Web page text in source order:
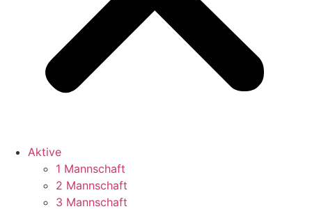
Aktive
1 Mannschaft
2 Mannschaft
3 Mannschaft